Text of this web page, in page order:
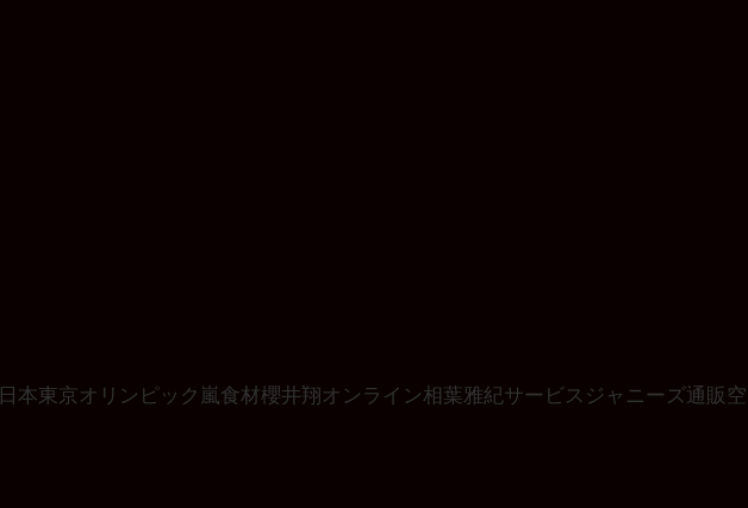
日本東京オリンピック 嵐 食材櫻井翔オンライン相葉雅紀サービス ジャニーズ通販 空